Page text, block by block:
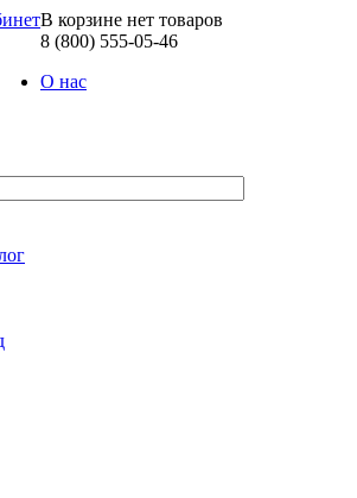
В корзине нет товаров
8 (800) 555-05-46
О нас